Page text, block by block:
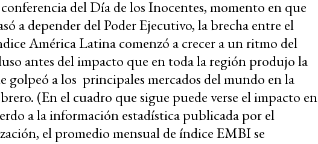
del Día de los Inocentes, momento en que
a depender del Poder Ejecutivo, la brecha entre el
América Latina comenzó a crecer a un ritmo del
antes del impacto que en toda la región produjo la
golpeó a los principales mercados del mundo en la
(En el cuadro que sigue puede verse el impacto en
a la información estadística publicada por el
el promedio mensual de índice EMBI se